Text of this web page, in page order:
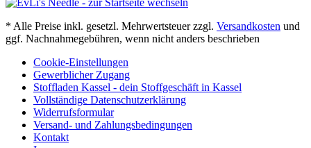
* Alle Preise inkl. gesetzl. Mehrwertsteuer zzgl. Versandkosten und
ggf. Nachnahmegebühren, wenn nicht anders beschrieben
Cookie-Einstellungen
Gewerblicher Zugang
Stoffladen Kassel - dein Stoffgeschäft in Kassel
Vollständige Datenschutzerklärung
Widerrufsformular
Versand- und Zahlungsbedingungen
Kontakt